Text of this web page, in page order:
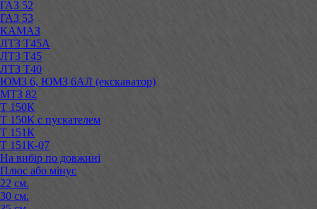
ГАЗ 52
ГАЗ 53
КАМАЗ
ЛТЗ Т45А
ЛТЗ Т45
ЛТЗ Т40
ЮМЗ 6, ЮМЗ 6АЛ (екскаватор)
МТЗ 82
Т 150К
Т 150К с пускателем
Т 151К
Т 151К-07
На вибір по довжині
Плюс або мінус
22 см.
30 см.